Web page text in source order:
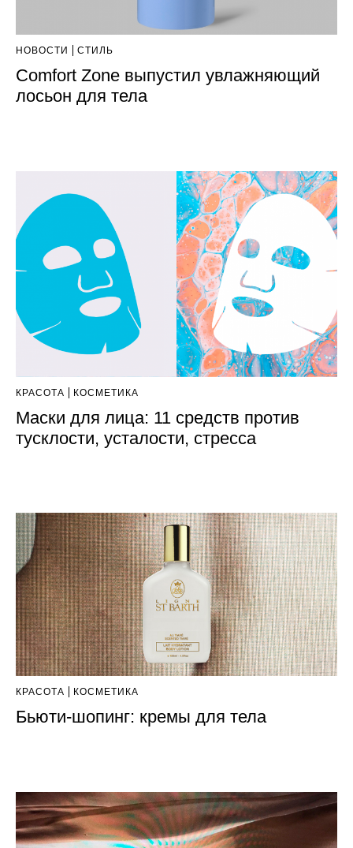
НОВОСТИ СТИЛЬ
Comfort Zone выпустил увлажняющий
лосьон для тела
КРАСОТА КОСМЕТИКА
Маски для лица: 11 средств против
тусклости, усталости, стресса
КРАСОТА КОСМЕТИКА
Бьюти-шопинг: кремы для тела